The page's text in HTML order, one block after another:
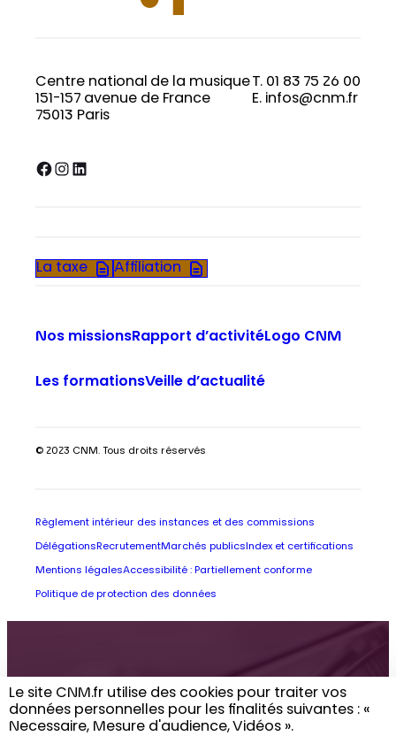
Le site CNM.fr utilise des cookies pour traiter vos
données personnelles pour les finalités suivantes : «
Necessaire, Mesure d'audience, Vidéos ». ​
Centre national de la musique
151-157 avenue de France
75013 Paris
T. 01 83 75 26 00
E. infos@cnm.fr
Facebook InstagramLinkedIn
La taxe Affiliation
Nos missionsRapport d’activitéLogo CNM
Les formationsVeille d’actualité
© 2023 CNM. Tous droits réservés
Règlement intérieur des instances et des commissions
Délégations RecrutementMarchés publics Index et certifications
Mentions légalesAccessibilité : Partiellement conforme
Politique de protection des données
Retrouvez toute
l’actualité du CNM